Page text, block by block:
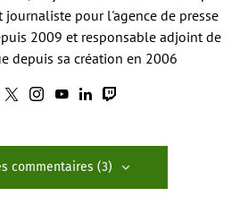
journaliste pour l'agence de presse
2009 et responsable adjoint de
depuis sa création en 2006
commentaires (3)